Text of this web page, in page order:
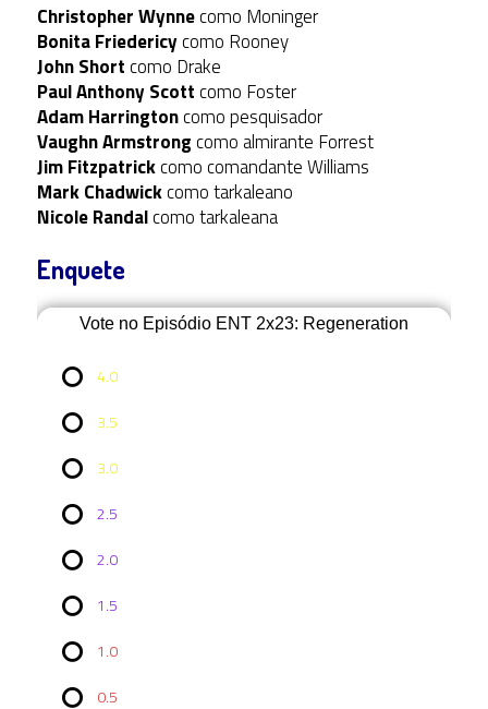
Christopher Wynnecomo Moninger
Bonita Friedericycomo Rooney
John Shortcomo Drake
Paul Anthony Scottcomo Foster
Adam Harringtoncomo pesquisador
Vaughn Armstrongcomo almirante Forrest
Jim Fitzpatrickcomo comandante Williams
Mark Chadwickcomo tarkaleano
Nicole Randalcomo tarkaleana
Enquete
Vote no Episódio ENT 2x23: Regeneration
4.0
3.5
3.0
2.5
2.0
1.5
1.0
0.5